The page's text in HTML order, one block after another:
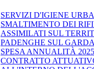
SERVIZI D'IGIENE
SMALTIMENTO DEI
ASSIMILATI SUL
PADENGHE SUL
SPESA ANNUALITÀ 2025
CONTRATTO